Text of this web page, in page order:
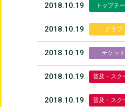
2018.10.19 トップチ
2018.10.19 クラブ
2018.10.19 チケット
2018.10.19 普及・スク
2018.10.19 普及・スク